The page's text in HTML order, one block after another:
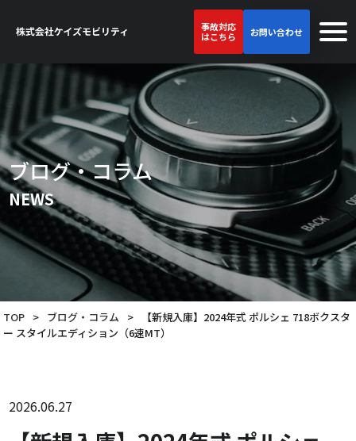
事故対応
はこちら
お問い合わせ
ブログ・コラム
NEWS
TOP > ブログ・コラム >
【新規入庫】2024年式 ポルシェ 718ボクスタ
ー スタイルエディション（6速MT）
2026.06.27